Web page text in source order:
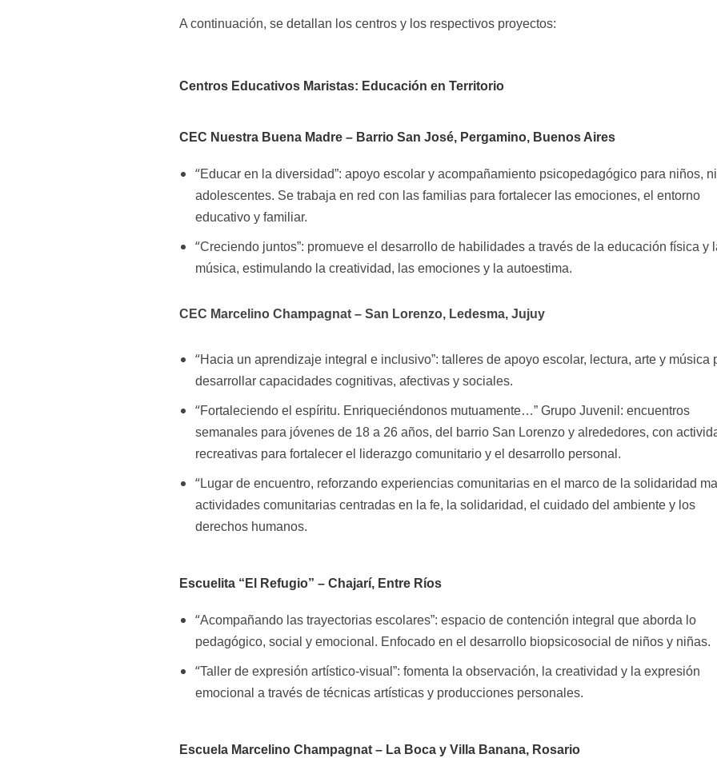
A continuación, se detallan los centros y los respectivos proyectos:
Centros Educativos Maristas: Educación en Territorio
CEC Nuestra Buena Madre – Barrio San José, Pergamino, Buenos Aires
“Educar en la diversidad”: apoyo escolar y acompañamiento psicopedagógico para niños,
adolescentes. Se trabaja en red con las familias para fortalecer las emociones, el entorno
educativo y familiar.
“Creciendo juntos”: promueve el desarrollo de habilidades a través de la educación física y
música, estimulando la creatividad, las emociones y la autoestima.
CEC Marcelino Champagnat – San Lorenzo, Ledesma, Jujuy
“Hacia un aprendizaje integral e inclusivo”: talleres de apoyo escolar, lectura, arte y música
desarrollar capacidades cognitivas, afectivas y sociales.
“Fortaleciendo el espíritu. Enriqueciéndonos mutuamente…” Grupo Juvenil: encuentros
semanales para jóvenes de 18 a 26 años, del barrio San Lorenzo y alrededores, con
recreativas para fortalecer el liderazgo comunitario y el desarrollo personal.
“Lugar de encuentro, reforzando experiencias comunitarias en el marco de la solidaridad
actividades comunitarias centradas en la fe, la solidaridad, el cuidado del ambiente y los
derechos humanos.
Escuelita “El Refugio” – Chajarí, Entre Ríos
“Acompañando las trayectorias escolares”: espacio de contención integral que aborda lo
pedagógico, social y emocional. Enfocado en el desarrollo biopsicosocial de niños y niñas.
“Taller de expresión artístico-visual”: fomenta la observación, la creatividad y la expresión
emocional a través de técnicas artísticas y producciones personales.
Escuela Marcelino Champagnat – La Boca y Villa Banana, Rosario